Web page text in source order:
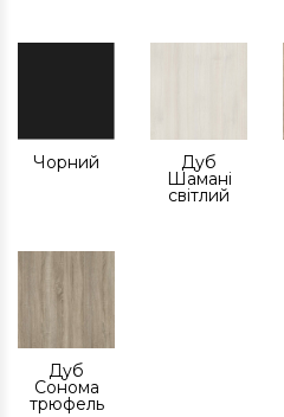
Чорний Дуб
Шамані
світлий
Дуб
Сонома
трюфель